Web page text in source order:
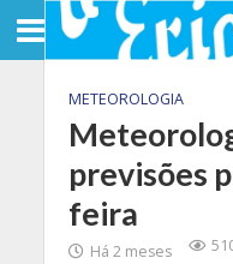
METEOROLOGIA
previsões
feira
Há 2 meses